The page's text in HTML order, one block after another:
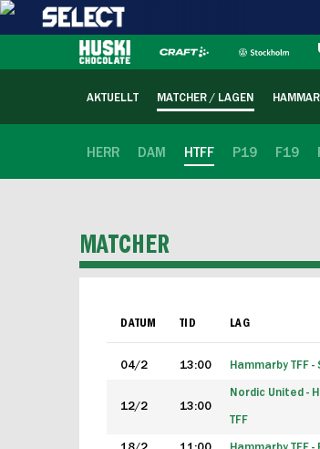
AKTUELLT MATCHER / LAGEN
HERR DAM HTFF P19 F19
MATCHER
DATUM TID LAG
04/2 13:00 Hammarby TFF
12/2 13:00
Nordic United -
TFF